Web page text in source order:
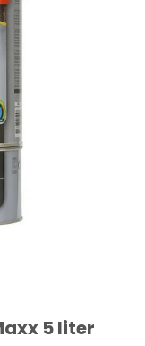
5 liter